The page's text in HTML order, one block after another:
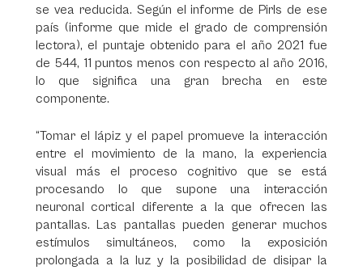
se vea reducida. Según el informe de Pirls de ese
país (informe que mide el grado de comprensión
lectora), el puntaje obtenido para el año 2021 fue
de 544, 11 puntos menos con respecto al año 2016,
lo que significa una gran brecha en este
componente.
“Tomar el lápiz y el papel promueve la interacción
entre el movimiento de la mano, la experiencia
visual más el proceso cognitivo que se está
procesando lo que supone una interacción
neuronal cortical diferente a la que ofrecen las
pantallas. Las pantallas pueden generar muchos
estímulos simultáneos, como la exposición
prolongada a la luz y la posibilidad de disipar la